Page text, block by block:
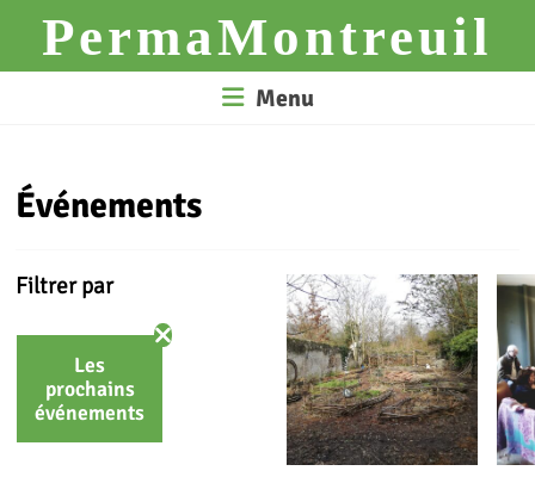
contentPermaMontreuil
Menu
Événements
Filtrer par
Les
prochains
événements